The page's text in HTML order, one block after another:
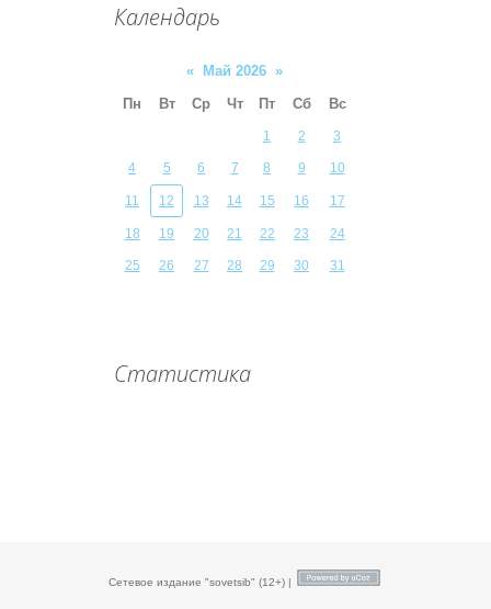
Календарь
« Май 2026 »
Пн
Вт Ср Чт Пт Сб Вс
1 2 3
4 5 6 7 8 9 10
11 12 13 14 15 16 17
18 19 20 21 22 23 24
25 26 27 28 29 30 31
Статистика
Сетевое издание "sovetsib" (12+) |